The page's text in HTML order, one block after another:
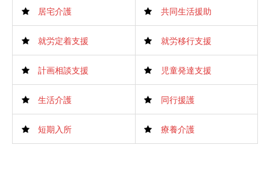
居宅介護 共同生活援助
就労定着支援 就労移行支援
計画相談支援 児童発達支援
生活介護 同行援護
短期入所 療養介護